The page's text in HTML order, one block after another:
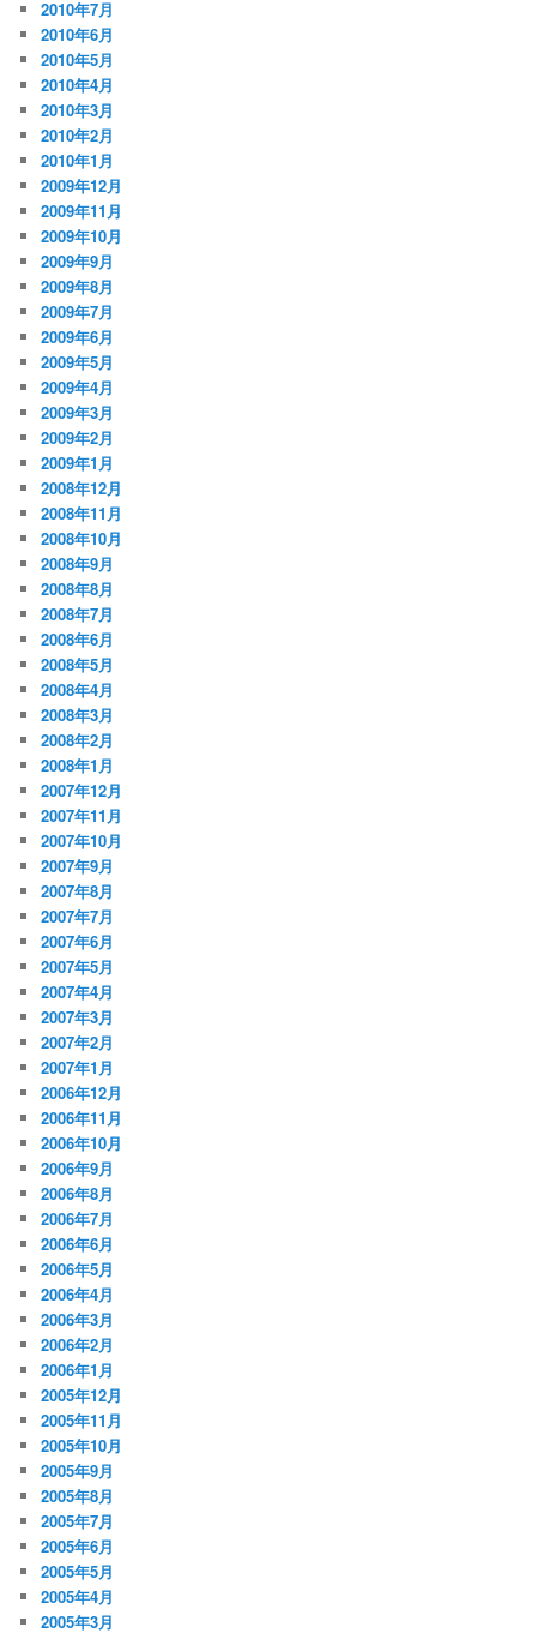
2010年7月
2010年6月
2010年5月
2010年4月
2010年3月
2010年2月
2010年1月
2009年12月
2009年11月
2009年10月
2009年9月
2009年8月
2009年7月
2009年6月
2009年5月
2009年4月
2009年3月
2009年2月
2009年1月
2008年12月
2008年11月
2008年10月
2008年9月
2008年8月
2008年7月
2008年6月
2008年5月
2008年4月
2008年3月
2008年2月
2008年1月
2007年12月
2007年11月
2007年10月
2007年9月
2007年8月
2007年7月
2007年6月
2007年5月
2007年4月
2007年3月
2007年2月
2007年1月
2006年12月
2006年11月
2006年10月
2006年9月
2006年8月
2006年7月
2006年6月
2006年5月
2006年4月
2006年3月
2006年2月
2006年1月
2005年12月
2005年11月
2005年10月
2005年9月
2005年8月
2005年7月
2005年6月
2005年5月
2005年4月
2005年3月